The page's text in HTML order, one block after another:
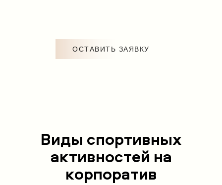
ОСТАВИТЬ ЗАЯВКУ
Виды спортивных
активностей на
корпоратив